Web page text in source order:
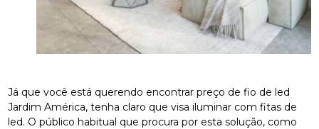
Já que você está querendo encontrar preço de fio de led
Jardim América, tenha claro que visa iluminar com fitas de
led. O público habitual que procura por esta solução, como